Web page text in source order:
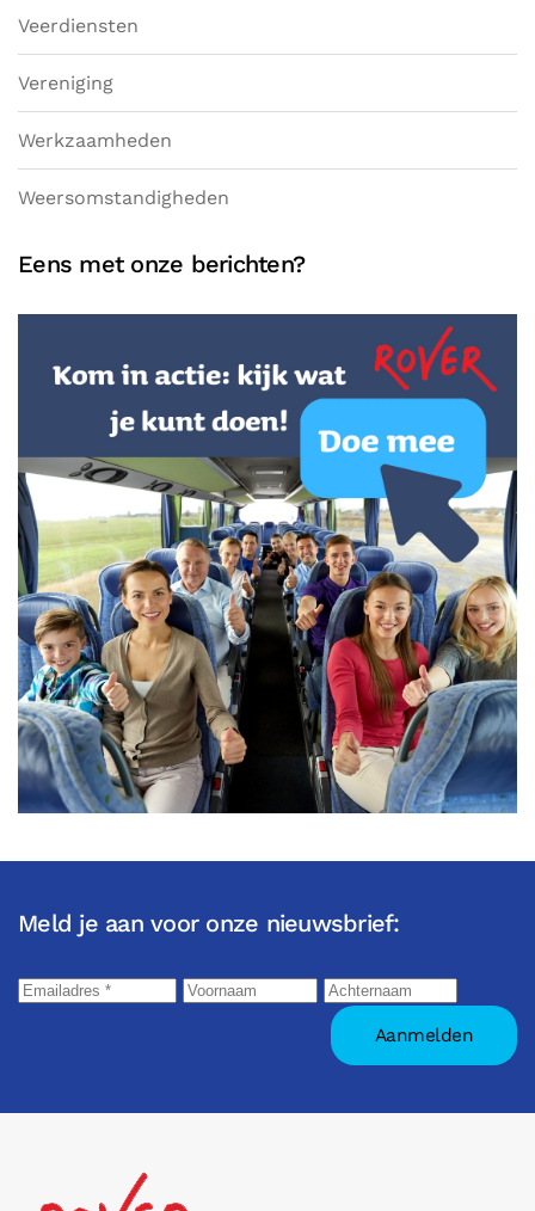
Veerdiensten
Vereniging
Werkzaamheden
Weersomstandigheden
Eens met onze berichten?
Meld je aan voor onze nieuwsbrief: